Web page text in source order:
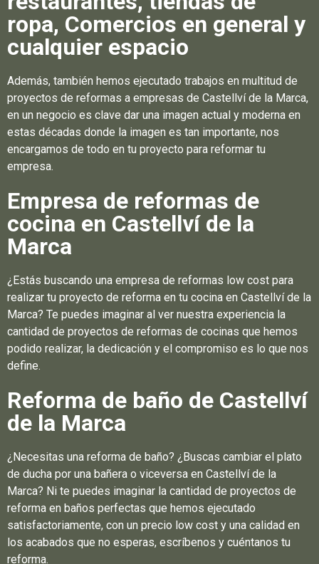
ropa, Comercios en general y
cualquier espacio
Además, también hemos ejecutado trabajos en multitud de
proyectos de reformas a empresas de Castellví de la Marca,
en un negocio es clave dar una imagen actual y moderna en
estas décadas donde la imagen es tan importante, nos
encargamos de todo en tu proyecto para reformar tu
empresa.
Empresa de reformas de
cocina en Castellví de la
Marca
¿Estás buscando una empresa de reformas low cost para
realizar tu proyecto de reforma en tu cocina en Castellví de la
Marca? Te puedes imaginar al ver nuestra experiencia la
cantidad de proyectos de reformas de cocinas que hemos
podido realizar, la dedicación y el compromiso es lo que nos
define.
Reforma de baño de Castellví
de la Marca
¿Necesitas una reforma de baño? ¿Buscas cambiar el plato
de ducha por una bañera o viceversa en Castellví de la
Marca? Ni te puedes imaginar la cantidad de proyectos de
reforma en baños perfectas que hemos ejecutado
satisfactoriamente, con un precio low cost y una calidad en
los acabados que no esperas, escríbenos y cuéntanos tu
reforma.